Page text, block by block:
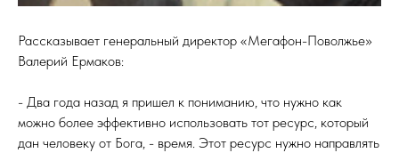
Рассказывает генеральный директор «Мегафон-Поволжье»
Валерий Ермаков:
- Два года назад я пришел к пониманию, что нужно как
можно более эффективно использовать тот ресурс, который
дан человеку от Бога, - время. Этот ресурс нужно направлять